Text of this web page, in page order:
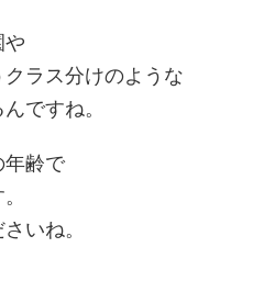
や
ラス分けのような
ですね。
年齢で
いね。